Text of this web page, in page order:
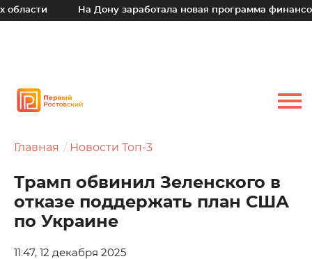
На Дону заработала новая программа
Главная Новости Топ-3
Трамп обвинил Зеленского в
отказе поддержать план США
по Украине
11:47, 12 декабря 2025